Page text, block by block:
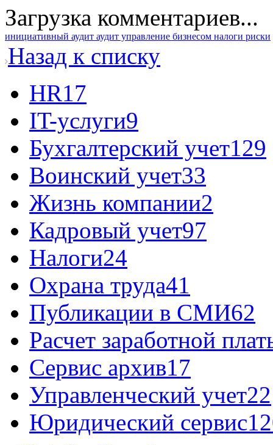
Загрузка комментариев...
инициативный аудит аудит управление бизнесом налоги риски
Назад к списку
HR17
IT-услуги9
Бухгалтерский учет129
Воинский учет33
Жизнь компании2
Кадровый учет97
Налоги24
Охрана труда41
Публикации в СМИ62
Расчет заработной
Сервис архив17
Управленческий учет22
Юридический сервис